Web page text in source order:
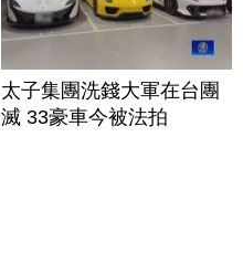
太子集團洗錢大軍在台團
滅 33豪車今被法拍